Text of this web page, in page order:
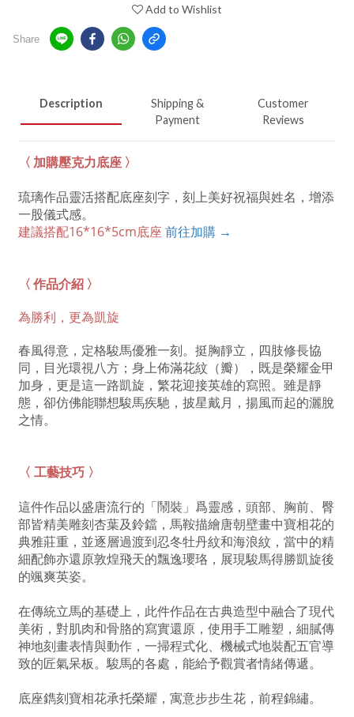
Add to Wishlist
Share
Description
Shipping &
Payment
Customer
Reviews
〈 加購壓克力底座 〉
琉璃作品靈活搭配底座刻字，刻上美好祝福與姓名，增添
一股儀式感。
建議搭配16*16*5cm底座前往加購 →
〈 作品介紹 〉
為勝利，更為凱旋
春風得意，定格駿馬優雅一刻。挺胸靜立，四肢修長協
同，目光環視八方；身上佈滿花紋（瓣），既是榮耀金甲
加身，更是這一路凱旋，繁花迎接英雄的寫照。雖是靜
態，卻仿佛能聯想駿馬疾馳，披星戴月，揚風而起的灑脫
之情。
〈 工藝技巧 〉
這件作品以盛唐流行的「鬧裝」爲靈感，頭部、胸前、臀
部皆精美雕刻杏葉及鈴鐺，馬鞍描繪唐朝壁畫中寶相花的
典雅莊重，並逐層過渡到忍冬牡丹紋和海浪紋，當中的精
細配飾亦還原敦煌飛天的飄逸瓔珞，展現駿馬得勝凱旋後
的颯爽英姿。
在傳統立馬的基礎上，此件作品在古典造型中融合了現代
美術，對肌肉和骨胳的寫實還原，使用手工雕塑，細膩傳
神地刻畫表情與動作，一掃程式化、機械式地裝配五官導
致的匠氣呆板。駿馬的各處，能給予觀賞者情緒傳遞。
底座鐫刻寶相花承托榮耀，寓意步步生花，前程錦繡。